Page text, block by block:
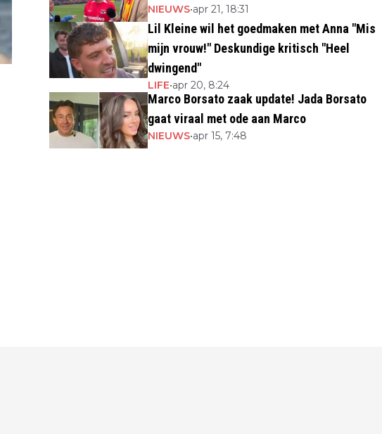
NIEUWS•apr 21, 18:31
Lil Kleine wil het goedmaken met Anna "Mis
mijn vrouw!" Deskundige kritisch "Heel
dwingend"
LIFE•apr 20, 8:24
Marco Borsato zaak update! Jada Borsato
gaat viraal met ode aan Marco
NIEUWS•apr 15, 7:48